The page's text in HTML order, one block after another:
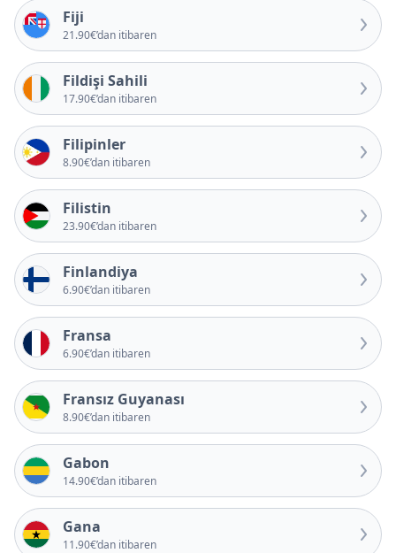
Fiji
21.90€’dan itibaren
Fildişi Sahili
17.90€’dan itibaren
Filipinler
8.90€’dan itibaren
Filistin
23.90€’dan itibaren
Finlandiya
6.90€’dan itibaren
Fransa
6.90€’dan itibaren
Fransız Guyanası
8.90€’dan itibaren
Gabon
14.90€’dan itibaren
Gana
11.90€’dan itibaren